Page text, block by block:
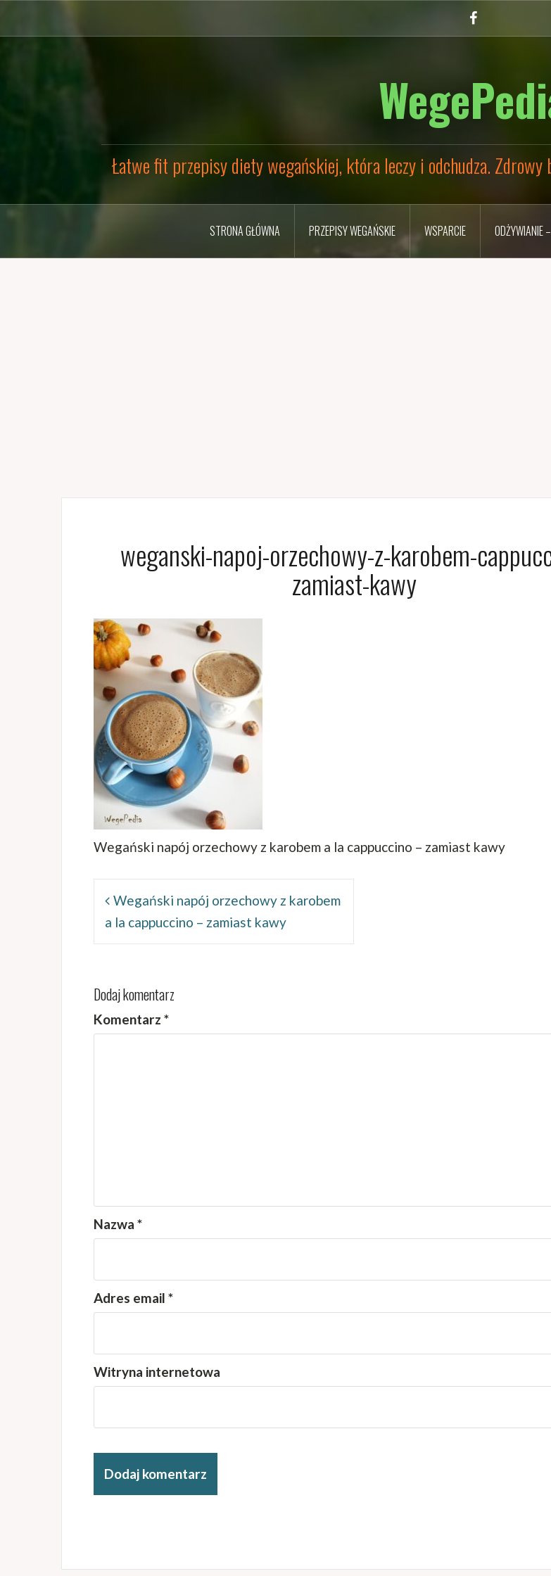
Łatwe fit przepisy diety wegańskiej, która leczy i odchudza.
STRONA GŁÓWNA PRZEPISY WEGAŃSKIE WSPARCIE ODŻYWIANIE
weganski-napoj-orzechowy-z-karobem-
zamiast-kawy
Wegański napój orzechowy z karobem a la cappuccino – zamiast kawy
wpisuWegański napój orzechowy z karobem
a la cappuccino – zamiast kawy
Dodaj komentarz
Komentarz *
Nazwa *
Adres email *
Witryna internetowa